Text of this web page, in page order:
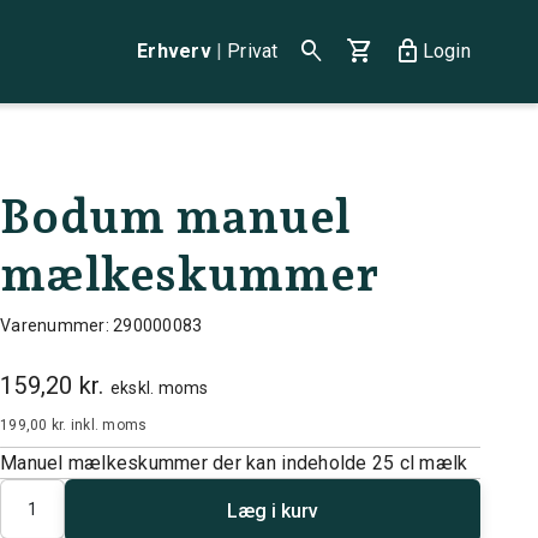
Erhverv | Privat search shopping_cart lock Login
Bodum manuel
mælkeskummer
Varenummer: 290000083
159,20 kr. ekskl. moms
199,00 kr. inkl. moms
Manuel mælkeskummer der kan indeholde 25 cl mælk
Antal
Læg i kurv